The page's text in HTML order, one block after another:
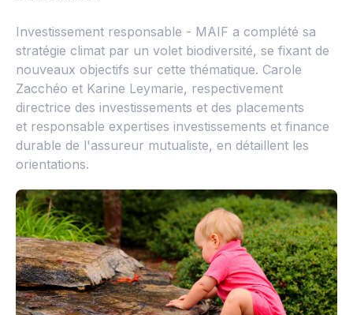
Investissement responsable - MAIF a complété sa
stratégie climat par un volet biodiversité, se fixant de
nouveaux objectifs sur cette thématique. Carole
Zacchéo et Karine Leymarie, respectivement
directrice des investissements et des placements
et responsable expertises investissements et finance
durable de l'assureur mutualiste, en détaillent les
orientations.